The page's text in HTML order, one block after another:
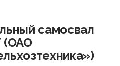
самосвал
(ОАО